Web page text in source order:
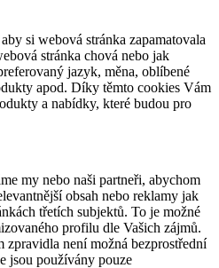
si webová stránka zapamatovala
stránka chová nebo jak
jazyk, měna, oblíbené
apod. Díky těmto cookies Vám
a nabídky, které budou pro
my nebo naši partneři, abychom
obsah nebo reklamy jak
třetích subjektů. To je možné
profilu dle Vašich zájmů.
není možná bezprostřední
jsou používány pouze